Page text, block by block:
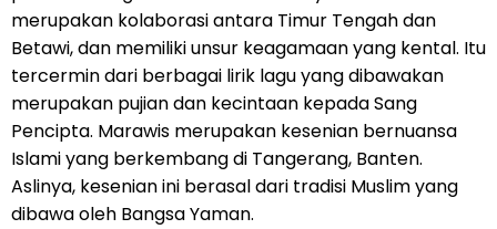
merupakan kolaborasi antara Timur Tengah dan
Betawi, dan memiliki unsur keagamaan yang kental. Itu
tercermin dari berbagai lirik lagu yang dibawakan
merupakan pujian dan kecintaan kepada Sang
Pencipta. Marawis merupakan kesenian bernuansa
Islami yang berkembang di Tangerang, Banten.
Aslinya, kesenian ini berasal dari tradisi Muslim yang
dibawa oleh Bangsa Yaman.